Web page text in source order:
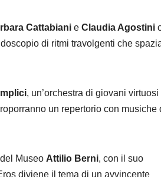
Cattabiani e Claudia Agostini
di ritmi travolgenti che
, un’orchestra di giovani
un repertorio con musiche
Museo Attilio Berni, con il suo
diviene il tema di un avvincente